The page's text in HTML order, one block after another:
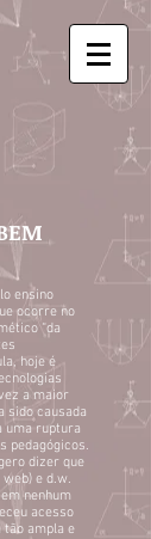
ensino
ocorre no
“da
hoje é
a maior
sido causada
uma ruptura
pedagógicos.
dizer que
e d.w.
nenhum
acesso
tão ampla e